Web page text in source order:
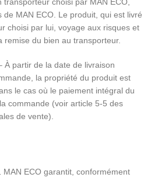
MAN ECO. Le produit, qui est livré
choisi par lui, voyage aux risques et
remise du bien au transporteur.
À partir de la date de livraison
la propriété du produit est
le cas où le paiement intégral du
commande (voir article 5-5 des
de vente).
ECO garantit, conformément